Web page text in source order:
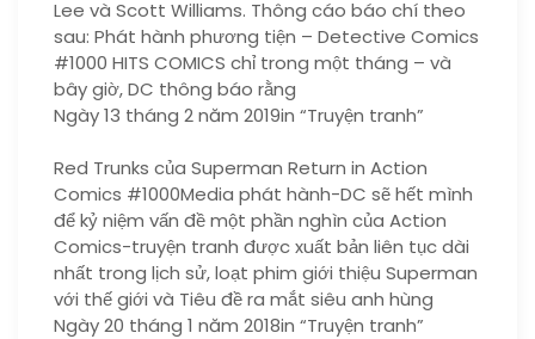
Lee và Scott Williams. Thông cáo báo chí theo
sau: Phát hành phương tiện – Detective Comics
#1000 HITS COMICS chỉ trong một tháng – và
bây giờ, DC thông báo rằng
Ngày 13 tháng 2 năm 2019in “Truyện tranh”
Red Trunks của Superman Return in Action
Comics #1000Media phát hành-DC sẽ hết mình
để kỷ niệm vấn đề một phần nghìn của Action
Comics-truyện tranh được xuất bản liên tục dài
nhất trong lịch sử, loạt phim giới thiệu Superman
với thế giới và Tiêu đề ra mắt siêu anh hùng
Ngày 20 tháng 1 năm 2018in “Truyện tranh”